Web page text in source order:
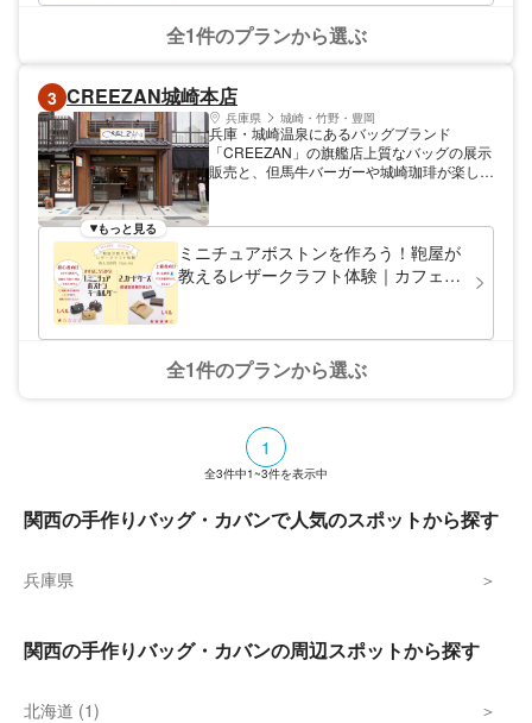
全1件のプランから選ぶ
3 CREEZAN城崎本店
兵庫県 城崎・竹野・豊岡
兵庫・城崎温泉にあるバッグブランド
「CREEZAN」の旗艦店上質なバッグの展示
販売と、但馬牛バーガーや城崎珈琲が楽しめ
もっと見る
ミニチュアボストンを作ろう！鞄屋が
教えるレザークラフト体験｜カフェワ
全1件のプランから選ぶ
1
全3件中1~3件を表示中
関西の手作りバッグ・カバンで人気のスポットから探す
兵庫県
関西の手作りバッグ・カバンの周辺スポットから探す
北海道 (1)